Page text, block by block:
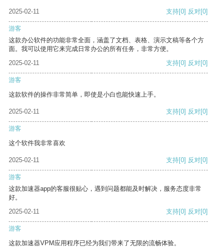
2025-02-11 支持[0] 反对[0]
游客
这款办公软件的功能非常全面，涵盖了文档、表格、演示文稿等各个方
面。我可以使用它来完成日常办公的所有任务，非常方便。
2025-02-11
支持[0] 反对[0]
游客
这款软件的操作非常简单，即使是小白也能快速上手。
2025-02-11 支持[0] 反对[0]
游客
这个软件我非常喜欢
2025-02-11 支持[0] 反对[0]
游客
这款加速器app的客服很贴心，遇到问题都能及时解决，服务态度非常
好。
2025-02-11
支持[0] 反对[0]
游客
这款加速器VPM应用程序已经为我们带来了无限的流畅体验。